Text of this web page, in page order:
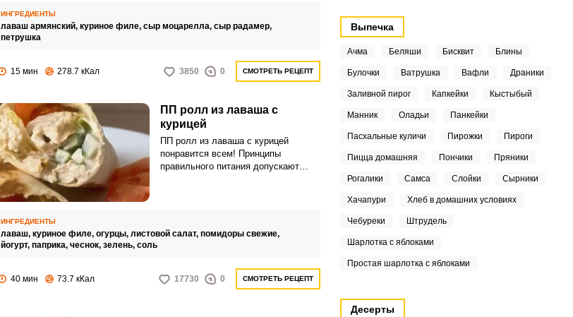
ИНГРЕДИЕНТЫ
лаваш армянский, куриное филе, сыр моцарелла, сыр радамер,
петрушка
15 мин 278.7 кКал 3850 0 СМОТРЕТЬ РЕЦЕПТ
ПП ролл из лаваша с
курицей
ПП ролл из лаваша с курицей
понравится всем! Принципы
правильного питания допускают
нибудь на ходу.
ИНГРЕДИЕНТЫ
лаваш, куриное филе, огурцы, листовой салат, помидоры свежие,
йогурт, паприка, чеснок, зелень, соль
40 мин 73.7 кКал 17730 0 СМОТРЕТЬ РЕЦЕПТ
Выпечка
Ачма Беляши Бисквит Блины
Булочки Ватрушка Вафли Драники
Заливной пирог Капкейки Кыстыбый
Манник Оладьи Панкейки
Пасхальные куличи Пирожки Пироги
Пицца домашняя Пончики Пряники
Рогалики Самса Слойки Сырники
Хачапури Хлеб в домашних условиях
Чебуреки Штрудель
Шарлотка с яблоками
Простая шарлотка с яблоками
Десерты